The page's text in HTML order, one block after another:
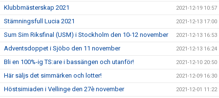
Klubbmästerskap 2021 2021-12-19 10:57
Stämningsfull Lucia 2021 2021-12-13 17:00
Sum Sim Riksfinal (USM) i Stockholm den 10-12 november 2021-12-13 16:53
Adventsdoppet i Sjöbo den 11 november 2021-12-13 16:24
Bli en 100%-ig TS:are i bassängen och utanför! 2021-12-10 20:50
Här säljs det simmärken och lotter! 2021-12-09 16:30
Höstsimiaden i Vellinge den 27è november 2021-12-01 11:22